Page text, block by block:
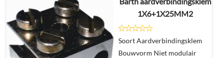
€4,94
€3,05
Details
1X6+1X25MM2
Soort Aardverbindingsklem
Bouwvorm Niet modulair